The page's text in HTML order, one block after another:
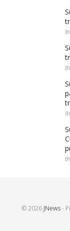
BY
BY
BY
BY
© 2026 JNews-